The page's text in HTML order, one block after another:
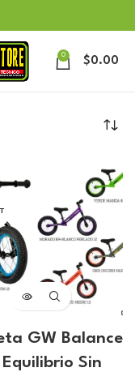
0 $0.00
GW Balance
Equilibrio Sin